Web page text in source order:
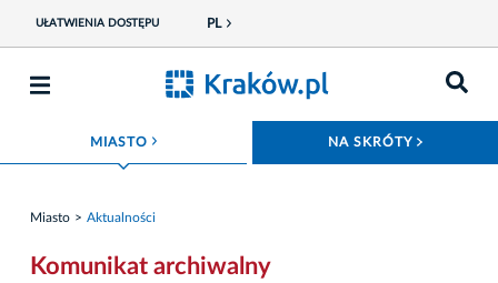
UŁATWIENIA DOSTĘPU PL
MIASTO ROZWIŃ MENU NA SKRÓTY
Miasto Aktualności
Komunikat archiwalny